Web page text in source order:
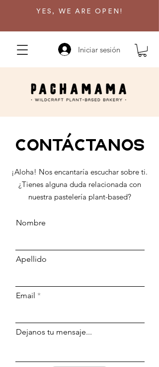
YES, WE ARE OPEN!
Iniciar sesión
CONTÁCTANOS
¡Aloha! Nos encantaría escuchar sobre ti.
¿Tienes alguna duda relacionada con
nuestra pastelería plant-based?
Nombre
Apellido
Email
Dejanos tu mensaje...